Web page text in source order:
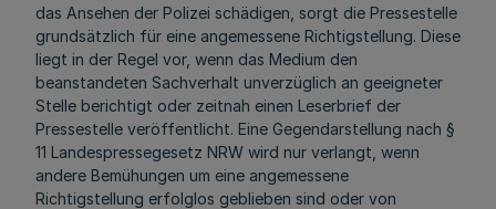
das Ansehen der Polizei schädigen, sorgt die Pressestelle
grundsätzlich für eine angemessene Richtigstellung. Diese
liegt in der Regel vor, wenn das Medium den
beanstandeten Sachverhalt unverzüglich an geeigneter
Stelle berichtigt oder zeitnah einen Leserbrief der
Pressestelle veröffentlicht. Eine Gegendarstellung nach §
11 Landespressegesetz NRW wird nur verlangt, wenn
andere Bemühungen um eine angemessene
Richtigstellung erfolglos geblieben sind oder von